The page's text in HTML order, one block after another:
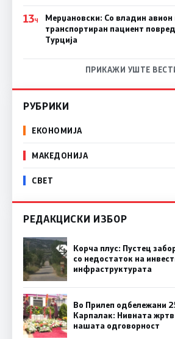
13Ч
Мерџановски: Со владин авион
транспортиран пациент
Турција
ПРИКАЖИ УШТЕ
РУБРИКИ
ЕКОНОМИЈА
МАКЕДОНИЈА
СВЕТ
РЕДАКЦИСКИ ИЗБОР
Корча плус: Пустец
со недостаток на
инфраструктурата
Во Прилеп одбележани
Карпалак: Нивната
нашата одговорност